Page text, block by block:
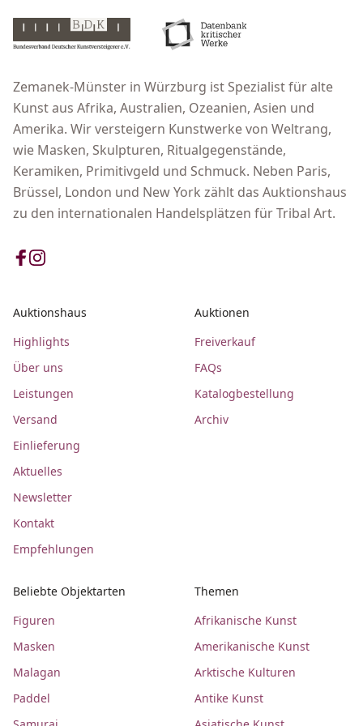
Zemanek-Münster in Würzburg ist Spezialist für alte
Kunst aus Afrika, Australien, Ozeanien, Asien und
Amerika. Wir versteigern Kunstwerke von Weltrang,
wie Masken, Skulpturen, Ritualgegenstände,
Keramiken, Primitivgeld und Schmuck. Neben Paris,
Brüssel, London und New York zählt das Auktionshaus
zu den internationalen Handelsplätzen für Tribal Art.
Auktionshaus
Highlights
Über uns
Leistungen
Versand
Einlieferung
Aktuelles
Newsletter
Kontakt
Empfehlungen
Auktionen
Freiverkauf
FAQs
Katalogbestellung
Archiv
Beliebte Objektarten
Figuren
Masken
Malagan
Paddel
Themen
Afrikanische Kunst
Amerikanische Kunst
Arktische Kulturen
Antike Kunst